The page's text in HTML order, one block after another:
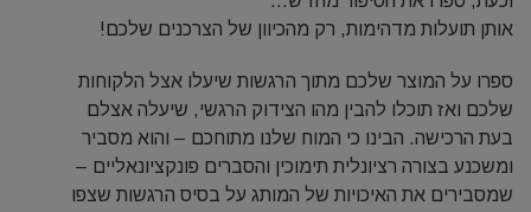
אותן תועלות מדהימות, רק מהכיוון של הצרכנים שלכם!
ספרו על המוצר שלכם מתוך הרגשות שיעלו אצל הלקוחות
שלכם ואז תוכלו להבין מהו הצידוק הרגשי, שיעלה אצלם
בעת הרכישה. הבינו כי המוח שלנו מתוחכם – והוא מסביר
ומשכנע בצורה רציונלית תימוכין והסברים פונקציונאליים –
שמסבירים את האיכויות של המותג על בסיס הרגשות שצפו